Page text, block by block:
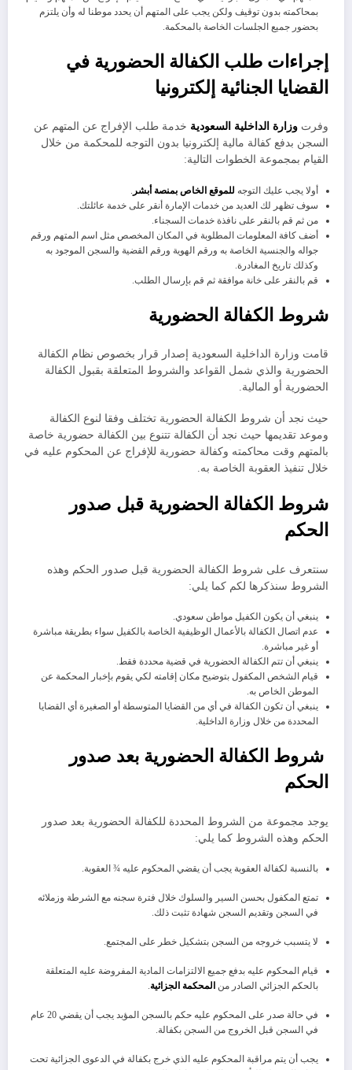
بمحاكمته بدون توقيف ولكن يجب على المتهم أن يحدد موطنا له وأن يلتزم
بحضور جميع الجلسات الخاصة بالمحكمة.
إجراءات طلب الكفالة الحضورية في
القضايا الجنائية إلكترونيا
وفرت وزارة الداخلية السعودية خدمة طلب الإفراج عن المتهم عن
السجن بدفع كفالة مالية إلكترونيا بدون التوجه للمحكمة من خلال
القيام بمجموعة الخطوات التالية:
أولا يجب عليك التوجه للموقع الخاص بمنصة أبشر
سوف تظهر لك العديد من خدمات الإمارة أنقر على خدمة عائلتك.
من ثم قم بالنقر على نافذة خدمات السجناء.
أضف كافة المعلومات المطلوبة في المكان المخصص مثل اسم المتهم ورقم
جواله والجنسية الخاصة به ورقم الهوية ورقم القضية والسجن الموجود به
وكذلك تاريخ المغادرة.
قم بالنقر على خانة موافقة ثم قم بإرسال الطلب.
شروط الكفالة الحضورية
قامت وزارة الداخلية السعودية إصدار قرار بخصوص نظام الكفالة
الحضورية والذي شمل القواعد والشروط المتعلقة بقبول الكفالة
الحضورية أو المالية.
حيث نجد أن شروط الكفالة الحضورية تختلف وفقا لنوع الكفالة
وموعد تقديمها حيث نجد أن الكفالة تتنوع بين الكفالة حضورية خاصة
بالمتهم وقت محاكمته وكفالة حضورية للإفراج عن المحكوم عليه في
خلال تنفيذ العقوبة الخاصة به.
شروط الكفالة الحضورية قبل صدور
الحكم
سنتعرف على شروط الكفالة الحضورية قبل صدور الحكم وهذه
الشروط سنذكرها لكم كما يلي:
ينبغي أن يكون الكفيل مواطن سعودي.
عدم اتصال الكفالة بالأعمال الوظيفية الخاصة بالكفيل سواء بطريقة مباشرة
أو غير مباشرة.
ينبغي أن تتم الكفالة الحضورية في قضية محددة فقط.
قيام الشخص المكفول بتوضيح مكان إقامته لكي يقوم بإخبار المحكمة عن
الموطن الخاص به.
ينبغي أن تكون الكفالة في أي من القضايا المتوسطة أو الصغيرة أي القضايا
المحددة من خلال وزارة الداخلية.
شروط الكفالة الحضورية بعد صدور
الحكم
يوجد مجموعة من الشروط المحددة للكفالة الحضورية بعد صدور
الحكم وهذه الشروط كما يلي:
بالنسبة لكفالة العقوبة يجب أن يقضي المحكوم عليه ¾ العقوبة.
تمتع المكفول بحسن السير والسلوك خلال فترة سجنه مع الشرطة وزملائه
في السجن وتقديم السجن شهادة تثبت ذلك.
لا يتسبب خروجه من السجن بتشكيل خطر على المجتمع.
قيام المحكوم عليه بدفع جميع الالتزامات المادية المفروضة عليه المتعلقة
بالحكم الجزائي الصادر منالمحكمة الجزائية
في حالة صدر على المحكوم عليه حكم بالسجن المؤبد يجب أن يقضي 20 عام
في السجن قبل الخروج من السجن بكفالة.
يجب أن يتم مراقبة المحكوم عليه الذي خرج بكفالة في الدعوى الجزائية تحت